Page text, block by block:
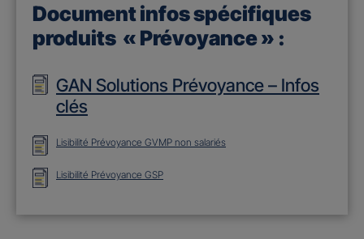
Document infos spécifiques
produits « Prévoyance » :
GAN Solutions Prévoyance – Infos
clés
Lisibilité Prévoyance GVMP non salariés
Lisibilité Prévoyance GSP